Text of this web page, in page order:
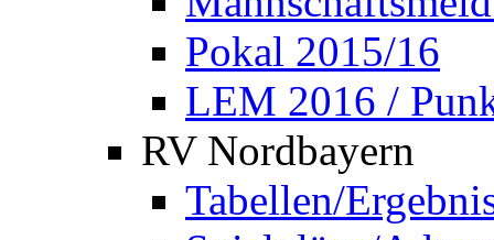
Pokal 2015/16
LEM 2016 /
RV Nordbayern
Tabellen/